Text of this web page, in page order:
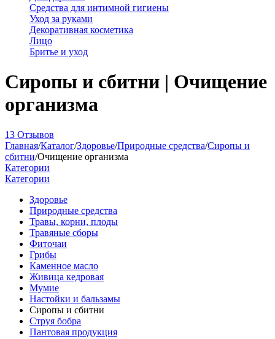
Средства для интимной гигиены
Уход за руками
Декоративная косметика
Лицо
Бритье и уход
Сиропы и сбитни | Очищение
организма
13 Отзывов
Главная/Каталог/Здоровье/Природные средства/Сиропы и
сбитни/Очищение организма
Категории
Категории
Здоровье
Природные средства
Травы, корни, плоды
Травяные сборы
Фиточаи
Грибы
Каменное масло
Живица кедровая
Мумие
Настойки и бальзамы
Сиропы и сбитни
Струя бобра
Пантовая продукция